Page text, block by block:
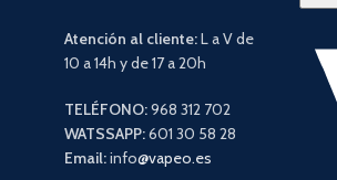
Atención al cliente:L a V de
10 a 14h y de 17 a 20h
TELÉFONO:968 312 702
WATSSAPP:601 30 58 28
Email:info@vapeo.es